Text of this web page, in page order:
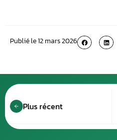
Publié le12 mars 2026
Plus récent